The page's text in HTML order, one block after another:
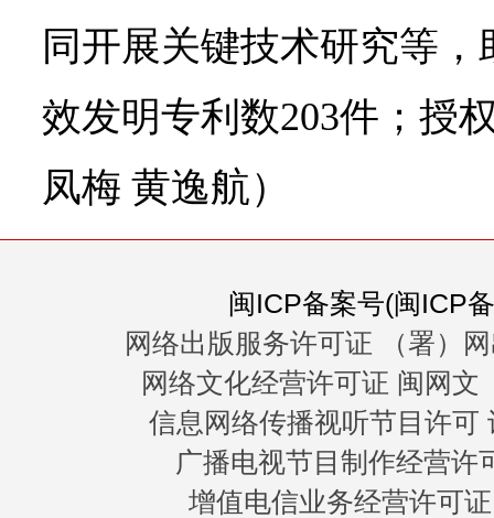
同开展关键技术研究等
效发明专利数203件；授
凤梅 黄逸航）
闽ICP备案号(闽ICP
网络出版服务许可证 （署）
网络文化经营许可证 闽网文
信息网络传播视听节目许可
广播电视节目制作经营许
增值电信业务经营许可